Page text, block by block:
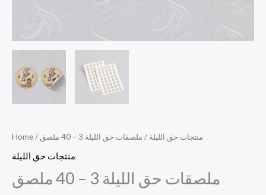
Home/ منتجات حق الليلة / ملصقات حق الليلة 3 – 40 ملصق
منتجات حق الليلة
ملصقات حق الليلة 3 – 40 ملصق